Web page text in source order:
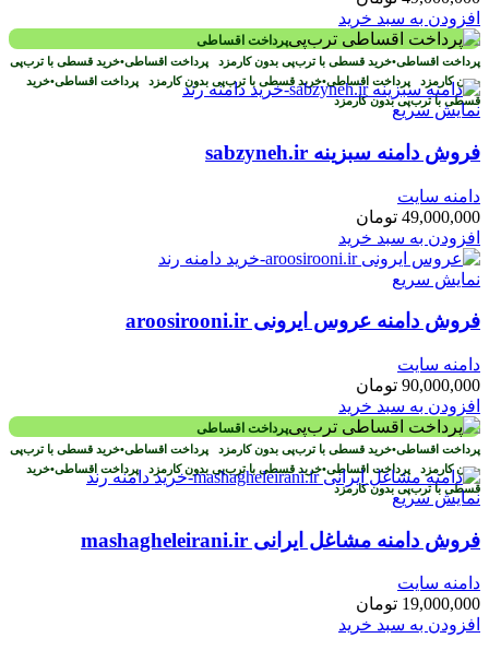
افزودن به سبد خرید
پرداخت اقساطی
پرداخت اقساطی•خرید قسطی با ترب‌پی بدون کارمزد پرداخت اقساطی•خرید قسطی با ترب‌پی
بدون کارمزد پرداخت اقساطی•خرید قسطی با ترب‌پی بدون کارمزد پرداخت اقساطی•خرید
قسطی با ترب‌پی بدون کارمزد
نمایش سریع
فروش دامنه سبزینه sabzyneh.ir
دامنه سایت
49,000,000 تومان
افزودن به سبد خرید
نمایش سریع
فروش دامنه عروس ایرونی aroosirooni.ir
دامنه سایت
90,000,000 تومان
افزودن به سبد خرید
پرداخت اقساطی
پرداخت اقساطی•خرید قسطی با ترب‌پی بدون کارمزد پرداخت اقساطی•خرید قسطی با ترب‌پی
بدون کارمزد پرداخت اقساطی•خرید قسطی با ترب‌پی بدون کارمزدپرداخت اقساطی•خرید
قسطی با ترب‌پی بدون کارمزد
نمایش سریع
فروش دامنه مشاغل ایرانی mashagheleirani.ir
دامنه سایت
19,000,000 تومان
افزودن به سبد خرید